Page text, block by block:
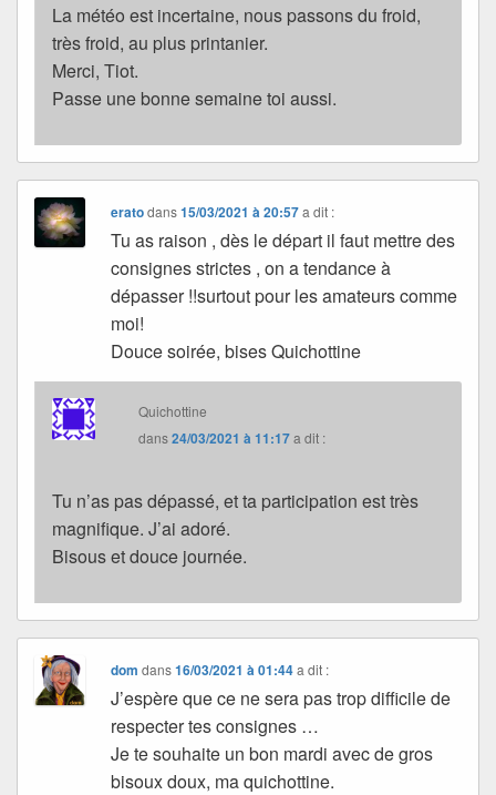
La météo est incertaine, nous passons du froid,
très froid, au plus printanier.
Merci, Tiot.
Passe une bonne semaine toi aussi.
eratodans15/03/2021 à 20:57 a dit :
Tu as raison , dès le départ il faut mettre des
consignes strictes , on a tendance à
dépasser !!surtout pour les amateurs comme
moi!
Douce soirée, bises Quichottine
Quichottine
dans24/03/2021 à 11:17a dit :
Tu n’as pas dépassé, et ta participation est très
magnifique. J’ai adoré.
Bisous et douce journée.
dom dans16/03/2021 à 01:44 a dit :
J’espère que ce ne sera pas trop difficile de
respecter tes consignes …
Je te souhaite un bon mardi avec de gros
bisoux doux, ma quichottine.